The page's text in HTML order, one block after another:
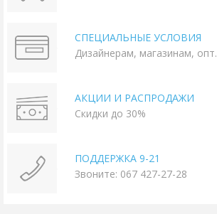
СПЕЦИАЛЬНЫЕ УСЛОВИЯ
Дизайнерам, магазинам, опт.
АКЦИИ И РАСПРОДАЖИ
Скидки до 30%
ПОДДЕРЖКА 9-21
Звоните: 067 427-27-28